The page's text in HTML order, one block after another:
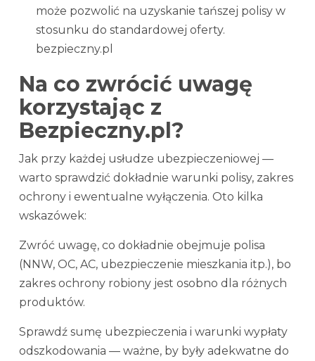
może pozwolić na uzyskanie tańszej polisy w
stosunku do standardowej oferty.
bezpieczny.pl
Na co zwrócić uwagę
korzystając z
Bezpieczny.pl?
Jak przy każdej usłudze ubezpieczeniowej —
warto sprawdzić dokładnie warunki polisy, zakres
ochrony i ewentualne wyłączenia. Oto kilka
wskazówek:
Zwróć uwagę, co dokładnie obejmuje polisa
(NNW, OC, AC, ubezpieczenie mieszkania itp.), bo
zakres ochrony robiony jest osobno dla różnych
produktów.
Sprawdź sumę ubezpieczenia i warunki wypłaty
odszkodowania — ważne, by były adekwatne do